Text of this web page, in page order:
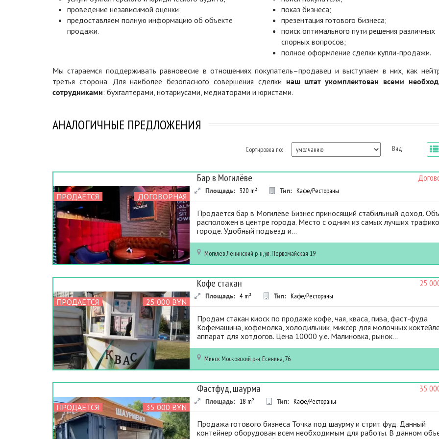
проведение независимой оценки;
предоставляем полную информацию об объекте
продажи.
показ бизнеса;
презентация готового бизнеса;
поиск оптимального пути решения различных
спорных вопросов;
полное оформление сделки купли-продажи.
Мы стараемся поддерживать равновесие в отношениях покупатель–продавец и выступаем в них, как
третья сторона. Для наиболее безопасного совершения сделки наш штат укомплектован всеми
сотрудниками: бухгалтерами, нотариусами, медиаторами и юристами.
АНАЛОГИЧНЫЕ ПРЕДЛОЖЕНИЯ
Сортировка по: Вид:
ПРОДАЕТСЯ ДОГОВОРНАЯ
Бар в Могилёве
Площадь: 320 m² Тип: Кафе/Рестораны
Продается бар в Могилёве Бизнес приносящий стабильный доход.
расположен в центре города. Место с одним из самых лучших
городе. Удобный подъезд и...
МогилевЛенинский р-н, ул. Первомайская 19
ПРОДАЕТСЯ 25 000 BYN
Кофе стакан 25
Площадь: 4 m² Тип: Кафе/Рестораны
Продам стакан киоск по продаже кофе, чая, кваса, пива, фаст-фуда
Кофемашина, кофемолка, холодильник, миксер для молочных
аппарат для хотдогов. Цена 10000 у.е. Малиновка, рынок...
Минск Московский р-н, Есенина, 76
ПРОДАЕТСЯ 35 000 BYN
Фастфуд, шаурма 35
Площадь: 18 m² Тип: Кафе/Рестораны
Продажа готового бизнеса Точка под шаурму и стрит фуд. Данный
контейнер оборудован всем необходимым для работы. В данном